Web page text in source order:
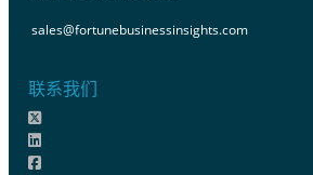
sales@fortunebusinessinsights.com
联系我们